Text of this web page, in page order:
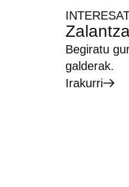
Begiratu
galderak.
Irakurri